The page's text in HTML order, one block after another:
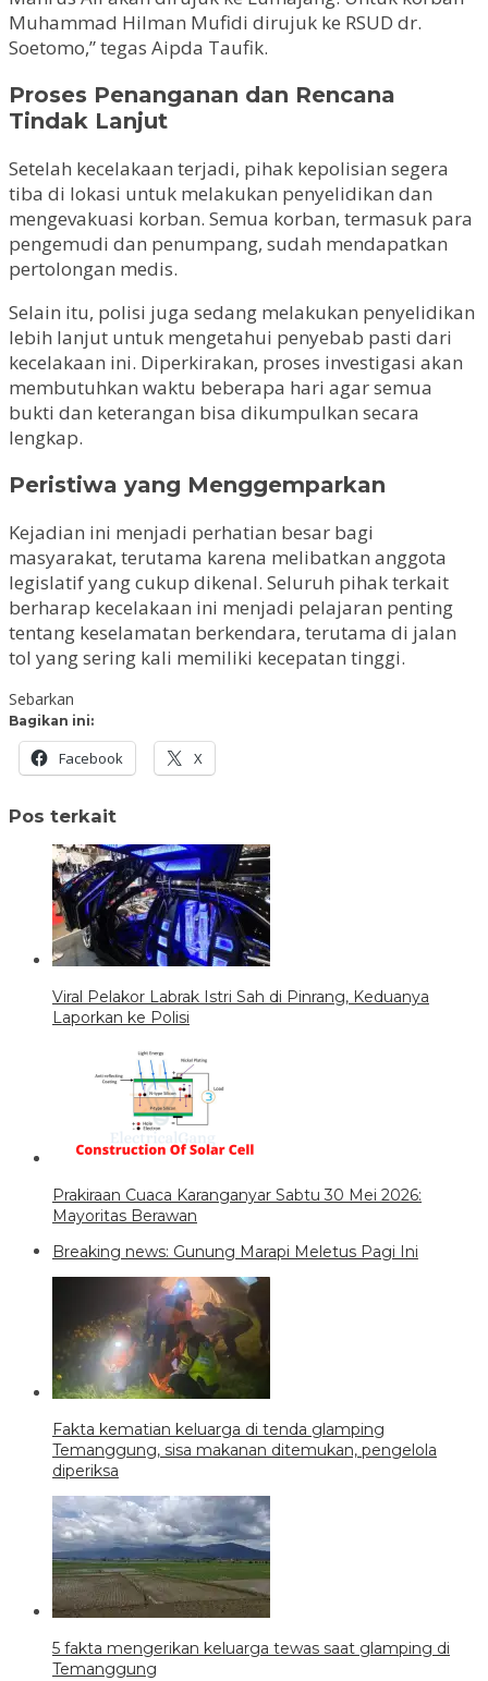
Muhammad Hilman Mufidi dirujuk ke RSUD dr.
Soetomo,” tegas Aipda Taufik.
Proses Penanganan dan Rencana
Tindak Lanjut
Setelah kecelakaan terjadi, pihak kepolisian segera
tiba di lokasi untuk melakukan penyelidikan dan
mengevakuasi korban. Semua korban, termasuk para
pengemudi dan penumpang, sudah mendapatkan
pertolongan medis.
Selain itu, polisi juga sedang melakukan penyelidikan
lebih lanjut untuk mengetahui penyebab pasti dari
kecelakaan ini. Diperkirakan, proses investigasi akan
membutuhkan waktu beberapa hari agar semua
bukti dan keterangan bisa dikumpulkan secara
lengkap.
Peristiwa yang Menggemparkan
Kejadian ini menjadi perhatian besar bagi
masyarakat, terutama karena melibatkan anggota
legislatif yang cukup dikenal. Seluruh pihak terkait
berharap kecelakaan ini menjadi pelajaran penting
tentang keselamatan berkendara, terutama di jalan
tol yang sering kali memiliki kecepatan tinggi.
Sebarkan
Bagikan ini:
Facebook X
Pos terkait
Viral Pelakor Labrak Istri Sah di Pinrang, Keduanya
Laporkan ke Polisi
Prakiraan Cuaca Karanganyar Sabtu 30 Mei 2026:
Mayoritas Berawan
Breaking news: Gunung Marapi Meletus Pagi Ini
Fakta kematian keluarga di tenda glamping
Temanggung, sisa makanan ditemukan, pengelola
diperiksa
5 fakta mengerikan keluarga tewas saat glamping di
Temanggung